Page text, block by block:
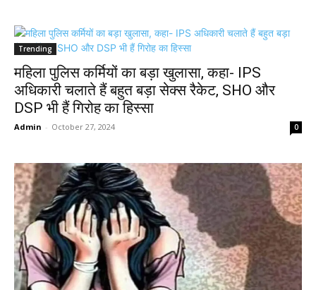
Trending
महिला पुलिस कर्मियों का बड़ा खुलासा, कहा- IPS
अधिकारी चलाते हैं बहुत बड़ा सेक्स रैकेट, SHO और
DSP भी हैं गिरोह का हिस्सा
Admin - October 27, 2024 0